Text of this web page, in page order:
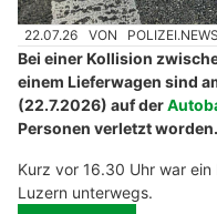
22.07.26 VON
Bei einer Kollision
einem Lieferwagen sind
(22.7.2026) auf der
Personen verletzt worden.
Kurz vor 16.30 Uhr war
Luzern unterwegs.